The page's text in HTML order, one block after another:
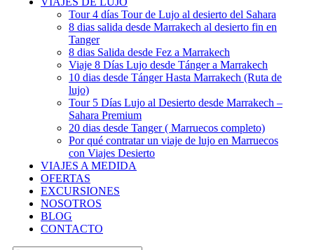
Tour 4 días Tour de Lujo al desierto del Sahara
8 dias salida desde Marrakech al desierto fin en
Tanger
8 dias Salida desde Fez a Marrakech
Viaje 8 Días Lujo desde Tánger a Marrakech
10 dias desde Tánger Hasta Marrakech (Ruta de
lujo)
Tour 5 Días Lujo al Desierto desde Marrakech –
Sahara Premium
20 dias desde Tanger ( Marruecos completo)
Por qué contratar un viaje de lujo en Marruecos
con Viajes Desierto
VIAJES A MEDIDA
OFERTAS
EXCURSIONES
NOSOTROS
BLOG
CONTACTO